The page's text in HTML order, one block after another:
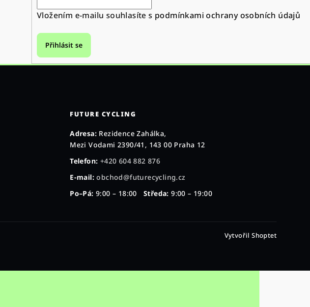
Vložením e-mailu souhlasíte s podmínkami ochrany osobních údajů
Přihlásit se
FUTURE CYCLING
Adresa: Rezidence Zahálka,
Mezi Vodami 2390/41, 143 00 Praha 12
Telefon: +420 604 882 876
E-mail: obchod@futurecycling.cz
Po–Pá: 9:00 – 18:00Středa: 9:00 – 19:00
Vytvořil Shoptet